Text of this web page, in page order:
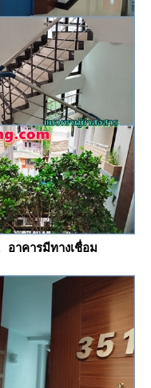
าคารมีทางเชื่อม